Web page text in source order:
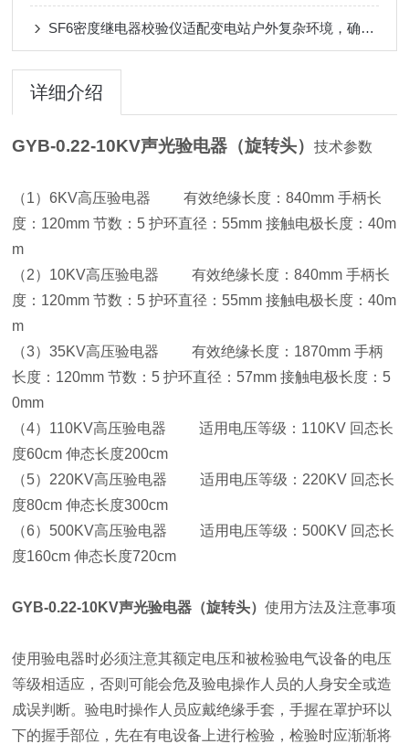
SF6密度继电器校验仪适配变电站户外复杂环境，确保数据精准度
详细介绍
GYB-0.22-10KV声光验电器（旋转头）技术参数
（1）6KV高压验电器 有效绝缘长度：840mm 手柄长
度：120mm 节数：5 护环直径：55mm 接触电极长度：40m
m
（2）10KV高压验电器 有效绝缘长度：840mm 手柄长
度：120mm 节数：5 护环直径：55mm 接触电极长度：40m
m
（3）35KV高压验电器 有效绝缘长度：1870mm 手柄
长度：120mm 节数：5 护环直径：57mm 接触电极长度：5
0mm
（4）110KV高压验电器 适用电压等级：110KV 回态长
度60cm 伸态长度200cm
（5）220KV高压验电器 适用电压等级：220KV 回态长
度80cm 伸态长度300cm
（6）500KV高压验电器 适用电压等级：500KV 回态长
度160cm 伸态长度720cm
GYB-0.22-10KV声光验电器（旋转头）使用方法及注意事项
使用验电器时必须注意其额定电压和被检验电气设备的电压
等级相适应，否则可能会危及验电操作人员的人身安全或造
成误判断。验电时操作人员应戴绝缘手套，手握在罩护环以
下的握手部位，先在有电设备上进行检验，检验时应渐渐将